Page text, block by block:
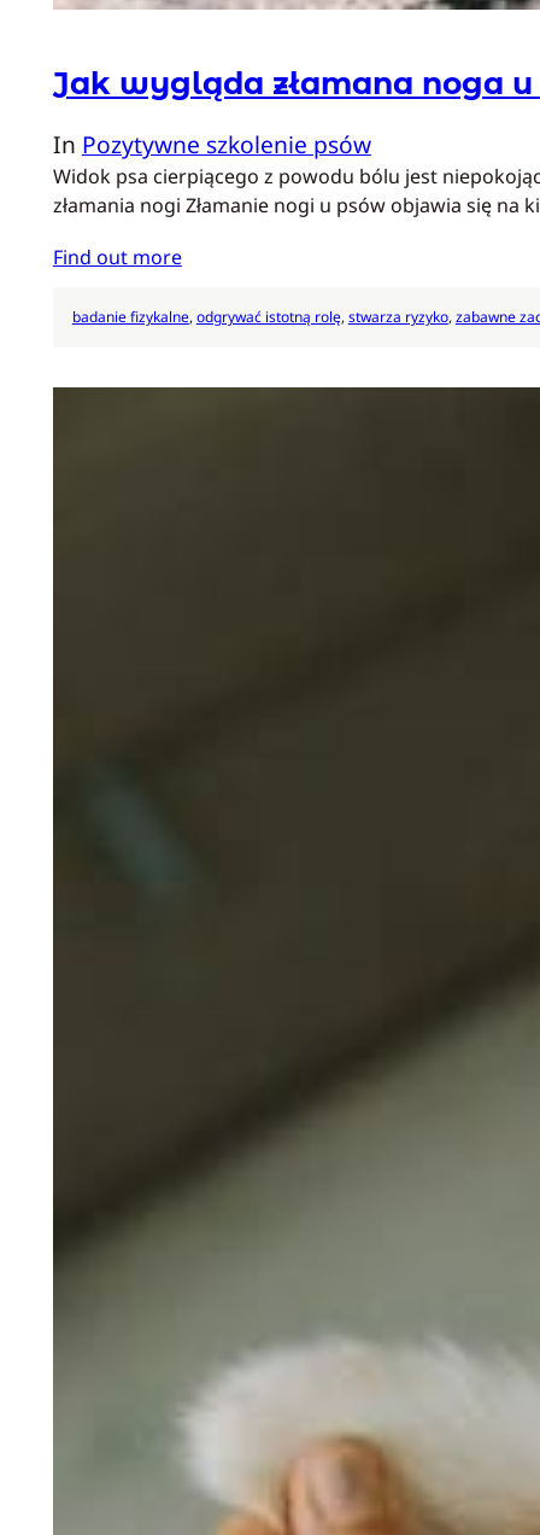
Jak wygląda złamana noga u
In Pozytywne szkolenie psów
Widok psa cierpiącego z powodu bólu jest
złamania nogi Złamanie nogi u psów objawia się na
Find out more
badanie fizykalne, odgrywać istotną rolę, stwarza ryzyko, zabawne